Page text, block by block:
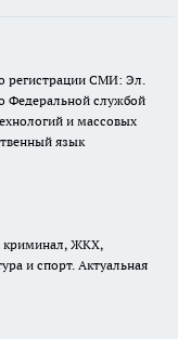
регистрации СМИ: Эл.
Федеральной службой
и массовых
язык
криминал, ЖКХ,
и спорт. Актуальная